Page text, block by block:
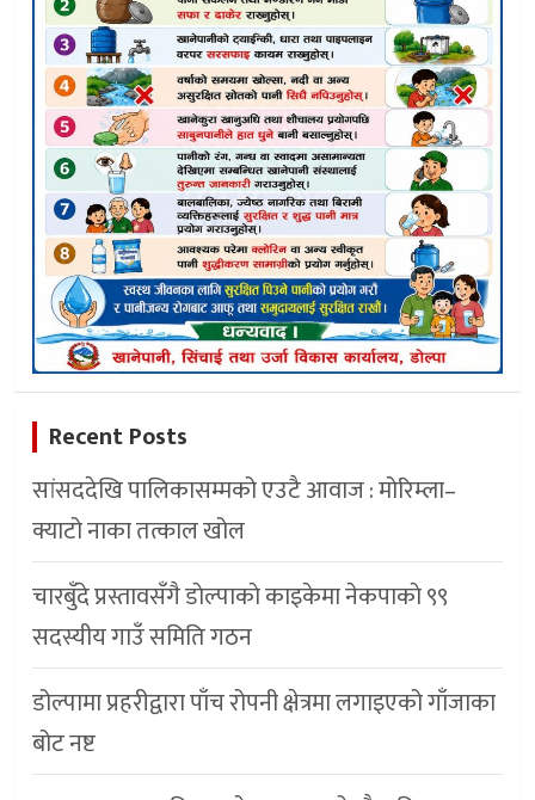
Recent Posts
सांसददेखि पालिकासम्मको एउटै आवाज : मोरिम्ला–
क्याटो नाका तत्काल खोल
चारबुँदे प्रस्तावसँगै डाेल्पाकाे काइकेमा नेकपाकाे ९९
सदस्यीय गाउँ समिति गठन
डोल्पामा प्रहरीद्वारा पाँच रोपनी क्षेत्रमा लगाइएको गाँजाका
बोट नष्ट